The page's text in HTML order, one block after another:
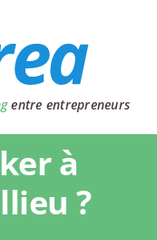
entre entrepreneurs
à
?